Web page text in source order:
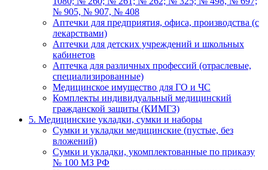
№ 905, № 907, № 408
Аптечки для предприятия, офиса, производства (с
лекарствами)
Аптечки для детских учреждений и школьных
кабинетов
Аптечка для различных профессий (отраслевые,
специализированные)
Медицинское имущество для ГО и ЧС
Комплекты индивидуальный медицинский
гражданской защиты (КИМГЗ)
5. Медицинские укладки, сумки и наборы
Сумки и укладки медицинские (пустые, без
вложений)
Сумки и укладки, укомплектованные по приказу
№ 100 МЗ РФ